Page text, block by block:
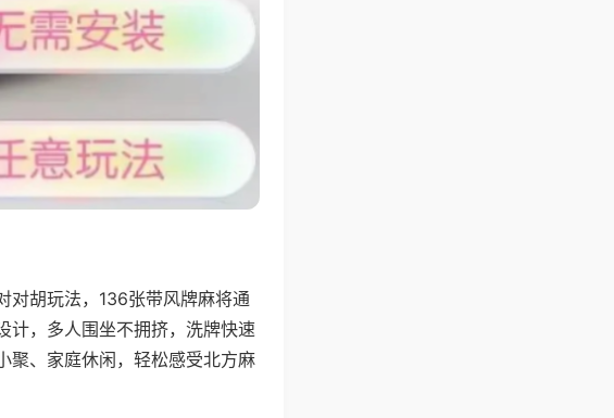
对胡玩法，136张带风牌麻将通
计，多人围坐不拥挤，洗牌快速
聚、家庭休闲，轻松感受北方麻